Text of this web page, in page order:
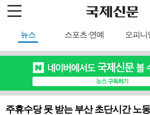
뉴스 스포츠·연예 오피니
주휴수당 못 받는 부산 초단시간 노